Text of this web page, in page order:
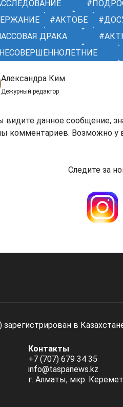
АКТОБЕ
ДРАКА
Александра Ким
Дежурный редактор
видите данное сообщение,
комментариев. Возможно у
Следите за
зарегистрирован в
Контакты
+7 (707) 679 34 35
info@taspanews.kz
г. Алматы, мкр.